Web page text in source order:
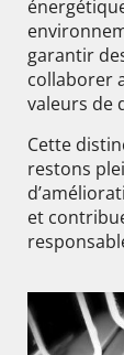
garantir
collaborer
valeurs de
Cette
restons
et